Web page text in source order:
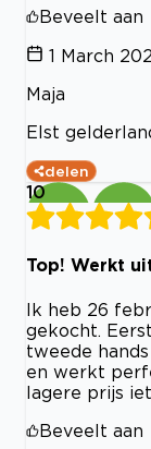
Beveelt aan
1 March
Maja
Elst
delen
10
Top! Werkt
Ik heb 26
gekocht.
tweede
en werkt
lagere prijs
Beveelt aan